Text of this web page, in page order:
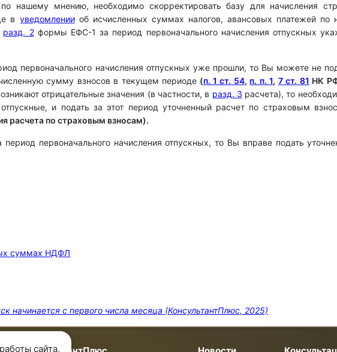
нашему мнению, необходимо скорректировать базу для начисления
в уведомленииоб исчисленных суммах налогов, авансовых платежей по
разд. 2формы ЕФС-1 за период первоначального начисления отпускных
первоначального начисления отпускных уже прошли, то Вы можете не
сумму взносов в текущем периоде (п. 1 ст. 54, п. п. 1, 7 ст. 81 НК
отрицательные значения (в частности, в разд. 3 расчета), то
и подать за этот период уточненный расчет по страховым
расчета по страховым взносам).
первоначального начисления отпускных, то Вы вправе подать
суммах НДФЛ
начинается с первого числа месяца (КонсультантПлюс, 2025)
сайта,